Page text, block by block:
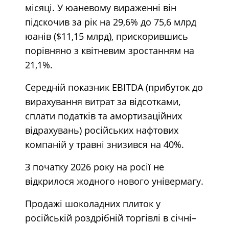
місяці. У юаневому вираженні він
підскочив за рік на 29,6% до 75,6 млрд
юанів ($11,15 млрд), прискорившись
порівняно з квітневим зростанням на
21,1%.
Середній показник EBITDA (прибуток до
вирахування витрат за відсотками,
сплати податків та амортизаційних
відрахувань) російських нафтових
компаній у травні знизився на 40%.
З початку 2026 року на росії не
відкрилося жодного нового універмагу.
Продажі шоколадних плиток у
російській роздрібній торгівлі в січні–